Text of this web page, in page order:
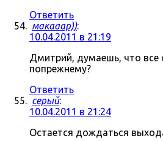
Ответить
макааар)):
10.04.2011 в 21:19
Дмитрий, думаешь, что все
попрежнему?
Ответить
серый:
10.04.2011 в 21:24
Остается дождаться